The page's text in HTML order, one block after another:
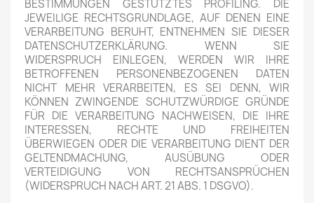
BESTIMMUNGEN GESTÜTZTES PROFILING. DIE
JEWEILIGE RECHTSGRUNDLAGE, AUF DENEN EINE
VERARBEITUNG BERUHT, ENTNEHMEN SIE DIESER
DATENSCHUTZERKLÄRUNG. WENN SIE
WIDERSPRUCH EINLEGEN, WERDEN WIR IHRE
BETROFFENEN PERSONENBEZOGENEN DATEN
NICHT MEHR VERARBEITEN, ES SEI DENN, WIR
KÖNNEN ZWINGENDE SCHUTZWÜRDIGE GRÜNDE
FÜR DIE VERARBEITUNG NACHWEISEN, DIE IHRE
INTERESSEN, RECHTE UND FREIHEITEN
ÜBERWIEGEN ODER DIE VERARBEITUNG DIENT DER
GELTENDMACHUNG, AUSÜBUNG ODER
VERTEIDIGUNG VON RECHTSANSPRÜCHEN
(WIDERSPRUCH NACH ART. 21 ABS. 1 DSGVO).